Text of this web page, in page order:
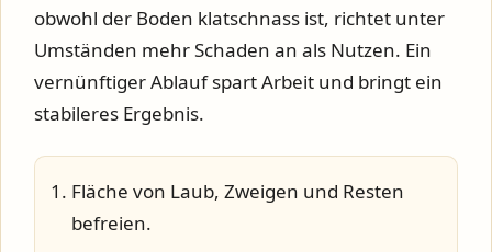
obwohl der Boden klatschnass ist, richtet unter
Umständen mehr Schaden an als Nutzen. Ein
vernünftiger Ablauf spart Arbeit und bringt ein
stabileres Ergebnis.
Fläche von Laub, Zweigen und Resten
befreien.